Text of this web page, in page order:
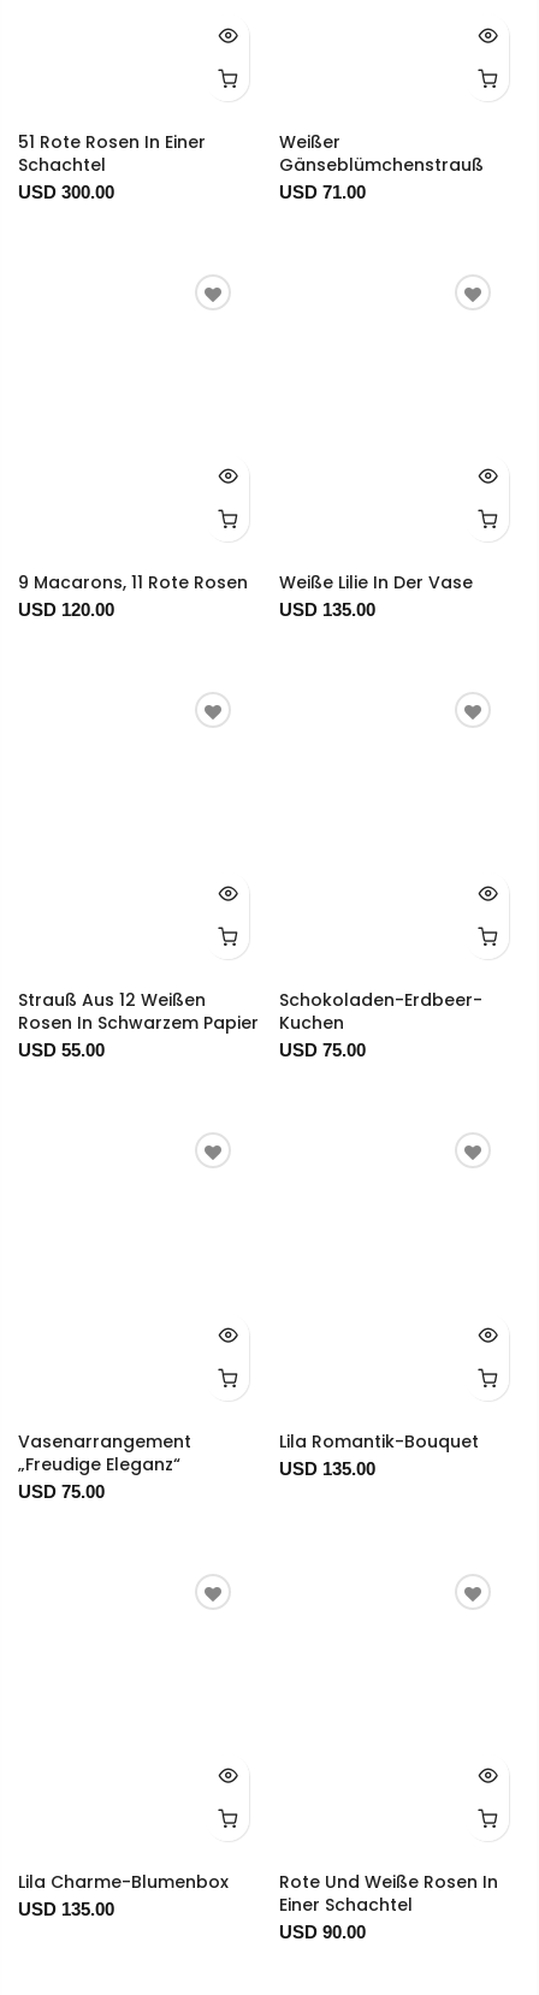
51 Rote Rosen In Einer
Schachtel
USD 300.00
Weißer
Gänseblümchenstrauß
USD 71.00
9 Macarons, 11 Rote Rosen
USD 120.00
Weiße Lilie In Der Vase
USD 135.00
Strauß Aus 12 Weißen
Rosen In Schwarzem Papier
USD 55.00
Schokoladen-Erdbeer-
Kuchen
USD 75.00
Vasenarrangement
„Freudige Eleganz“
USD 75.00
Lila Romantik-Bouquet
USD 135.00
Lila Charme-Blumenbox
USD 135.00
Rote Und Weiße Rosen In
Einer Schachtel
USD 90.00